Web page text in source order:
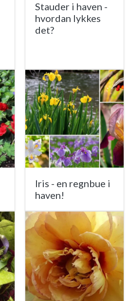
Stauder i haven -
hvordan lykkes
det?
Iris - en regnbue i
haven!